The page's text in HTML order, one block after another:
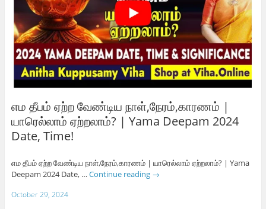
எம தீபம் ஏற்ற வேண்டிய நாள்,நேரம்,காரணம் |
யாரெல்லாம் ஏற்றலாம்? | Yama Deepam 2024
Date, Time!
எம தீபம் ஏற்ற வேண்டிய நாள்,நேரம்,காரணம் | யாரெல்லாம் ஏற்றலாம்? | Yama
Deepam 2024 Date, … Continue reading →
October 29, 2024